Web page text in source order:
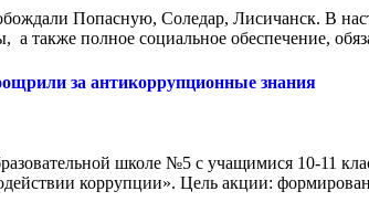
Попасную, Соледар, Лисичанск. В
также полное социальное обеспечение,
за антикоррупционные знания
школе №5 с учащимися 10-11
коррупции». Цель акции: